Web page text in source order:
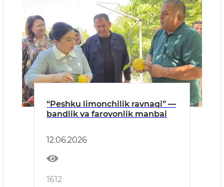
“Peshku limonchilik ravnaqi” —
bandlik va farovonlik manbai
12.06.2026
1612